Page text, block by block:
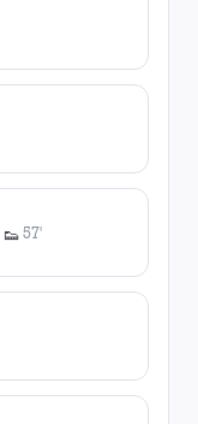
👟
1asistencia
57'